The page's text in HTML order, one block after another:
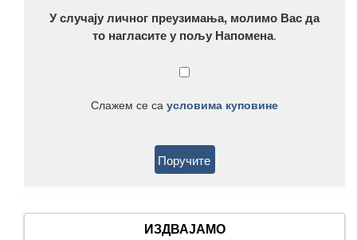
У случају личног преузимања, молимо Вас да
то нагласите у пољу Напомена.
Слажем се са условима куповине
ИЗДВАЈАМО